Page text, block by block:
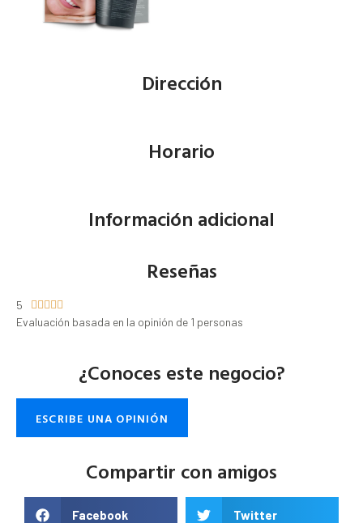
Dirección
Horario
Información adicional
Reseñas
5 
Evaluación basada en la opinión de 1 personas
¿Conoces este negocio?
ESCRIBE UNA OPINIÓN
Compartir con amigos
Facebook Twitter